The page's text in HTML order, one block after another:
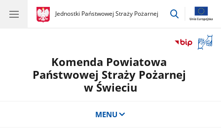
gov.pl
Jednostki Państwowej Straży Pożarnej
gov.pl
Jednostki
przejdź
okno
Komenda Powiatowa
Państwowej Straży Pożarnej
w Świeciu
MENU